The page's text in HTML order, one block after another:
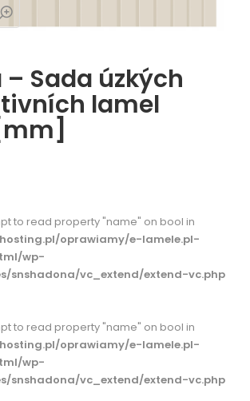
– Sada úzkých
lamel
to read property "name" on bool in
oprawiamy/e-lamele.pl-
wp-
snshadona/vc_extend/extend-vc.php
to read property "name" on bool in
oprawiamy/e-lamele.pl-
wp-
snshadona/vc_extend/extend-vc.php